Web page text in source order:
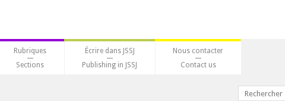
Rubriques
Sections
Écrire dans JSSJ
Publishing in JSSJ
Nous contacter
Contact us